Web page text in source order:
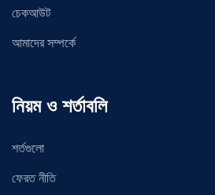
চেকআউট
আমাদের সম্পর্কে
নিয়ম ও শর্তাবলি
শর্তগুলো
ফেরত নীতি